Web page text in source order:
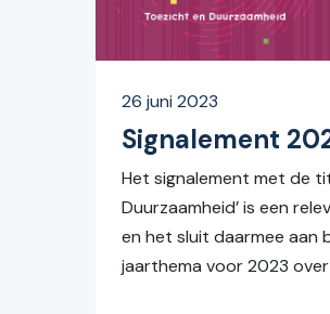
Signalement
26 juni 2023
Het signalement met de
Duurzaamheid’ is een
en het sluit daarmee aan
jaarthema voor 2023